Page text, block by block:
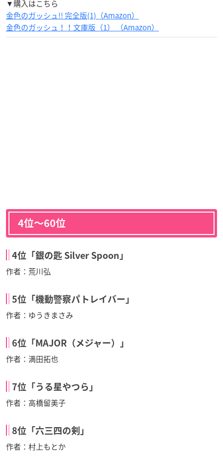
▼購入はこちら
金色のガッシュ!! 完全版(1)（Amazon）
金色のガッシュ！！文庫版（1） （Amazon）
4位〜60位
4位「銀の匙 Silver Spoon」
作者：荒川弘
5位「機動警察パトレイバー」
作者：ゆうきまさみ
6位「MAJOR（メジャー）」
作者：満田拓也
7位「うる星やつら」
作者：高橋留美子
8位「六三四の剣」
作者：村上もとか